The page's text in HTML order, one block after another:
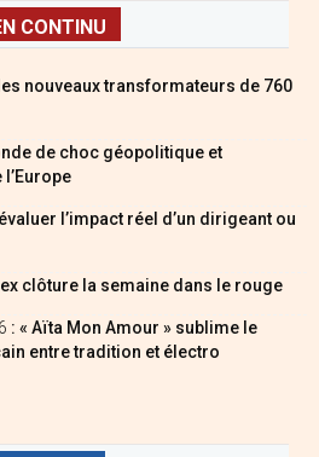
CONTINU
nouveaux transformateurs de 760
de choc géopolitique et
l’impact réel d’un dirigeant ou
clôture la semaine dans le rouge
: « Aïta Mon Amour » sublime le
entre tradition et électro